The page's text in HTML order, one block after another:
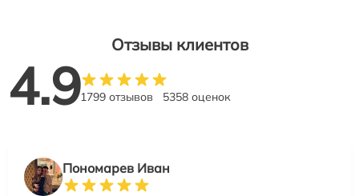
Отзывы клиентов
4.91799 отзывов 5358 оценок
Пономарев Иван